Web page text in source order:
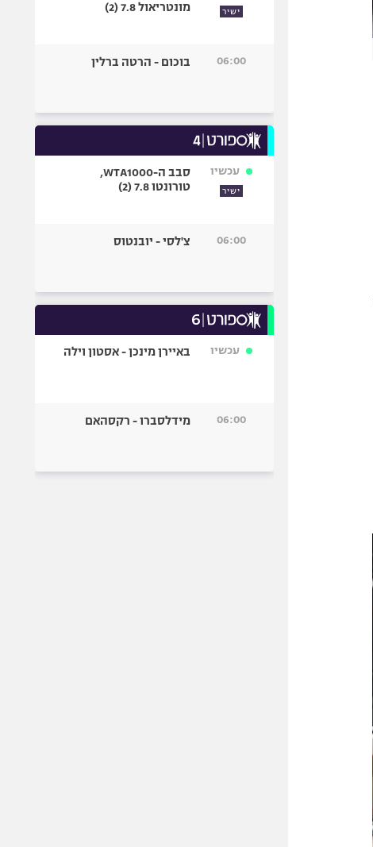
ישיר
מונטריאול 7.8 (2)
06:00 בוכום - הרטה ברלין
עכשיו
ישיר
סבב ה-WTA1000,
טורונטו 7.8 (2)
06:00 צ'לסי - יובנטוס
עכשיו באיירן מינכן - אסטון וילה
06:00 מידלסברו - רקסהאם